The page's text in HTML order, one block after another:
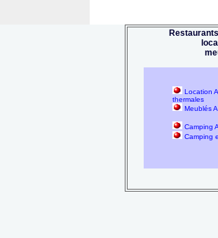
Location
thermales
Meublés
Camping
Camping